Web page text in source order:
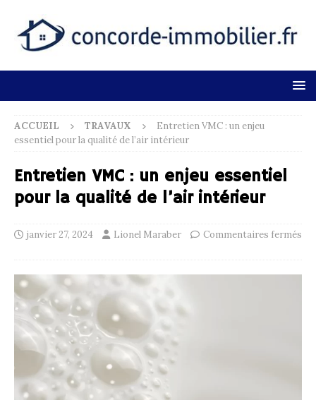
ACCUEIL TRAVAUX
Entretien VMC : un enjeu
essentiel pour la qualité de l’air intérieur
Entretien VMC : un enjeu essentiel
pour la qualité de l’air intérieur
janvier 27, 2024 Lionel Maraber Commentaires fermés